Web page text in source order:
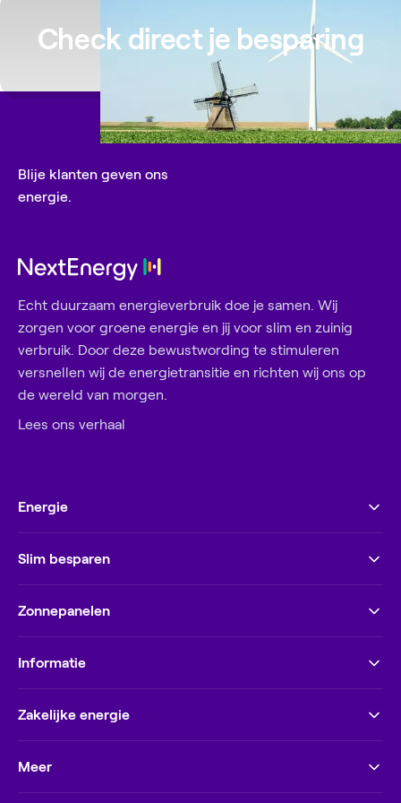
De energiebelasting is variabel per m³ en is
onafhankelijk van het product dat je bij ons
afneemt. De overheid wijzigt het tarief over het
algemeen jaarlijks, dus je betaalt per jaar een
wijzigen, dan zullen we die wijziging vanaf dat
moment aan je doorberekenen.
Check direct je besparing
Blije klanten geven ons
energie.
Echt duurzaam energieverbruik doe je samen. Wij
zorgen voor groene energie en jij voor slim en zuinig
verbruik. Door deze bewustwording te stimuleren
versnellen wij de energietransitie en richten wij ons op
de wereld van morgen.
Lees ons verhaal
Energie
Slim besparen
Zonnepanelen
Informatie
Zakelijke energie
Meer